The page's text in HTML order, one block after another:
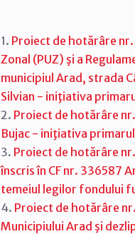
1. Proiect de hotărâre
Zonal (PUZ) şi a
municipiul Arad, strada
Silvian - iniţiativa
2. Proiect de hotărâre
Bujac - iniţiativa
3. Proiect de hotărâre
înscris în CF nr. 336587
temeiul legilor fondului
4. Proiect de hotărâre
Municipiului Arad şi